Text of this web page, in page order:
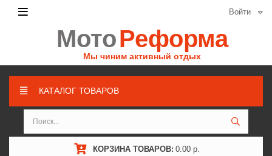
Войти
МотоРеформа
Мы чиним активный отдых
КАТАЛОГ ТОВАРОВ
КОРЗИНА ТОВАРОВ: 0.00 р.